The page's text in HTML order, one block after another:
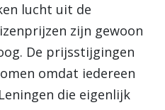
lucht uit de
zijn gewoon
De prijsstijgingen
omdat iedereen
die eigenlijk